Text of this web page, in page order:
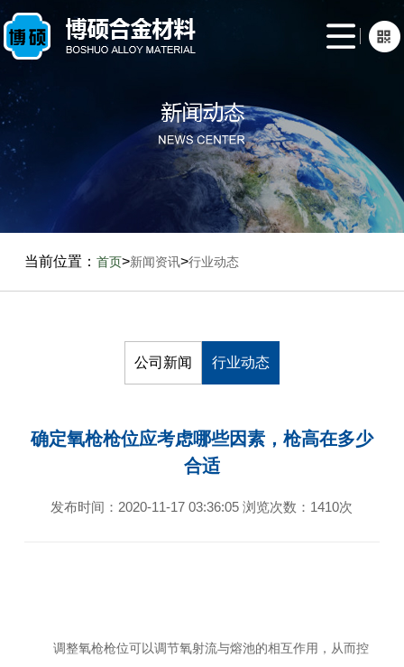
网
站
首
页
关
于
我
产
品
展
新
闻
生
当前位置： 首页>新闻资讯>行业动态
公司新闻 行业动态
确定氧枪枪位应考虑哪些因素，枪高在多少
合适
发布时间：2020-11-17 03:36:05 浏览次数：1410次
调整氧枪枪位可以调节氧射流与熔池的相互作用，从而控